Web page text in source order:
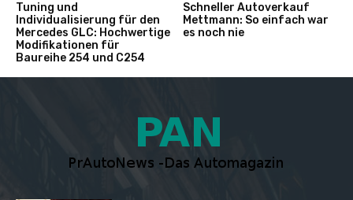
Tuning und
Individualisierung für den
Mercedes GLC: Hochwertige
Modifikationen für
Baureihe 254 und C254
Schneller Autoverkauf
Mettmann: So einfach war
es noch nie